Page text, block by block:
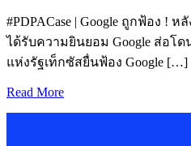
#PDPACase | Google ถูกฟ้อง !
ได้รับความยินยอม Google ส่อโ
แห่งรัฐเท็กซัสยื่นฟ้อง Google […]
Read More